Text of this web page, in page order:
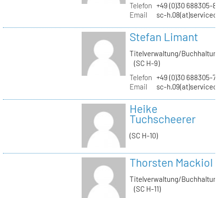
Telefon +49 (0)30 688305-
Email
sc-
Stefan Limant
Titelverwaltung/
(SC H-9)
Telefon +49 (0)30 688305-
Email
sc-
Heike
Tuchscheerer
(SC H-10)
Thorsten Mackiol
Titelverwaltung/
(SC H-11)